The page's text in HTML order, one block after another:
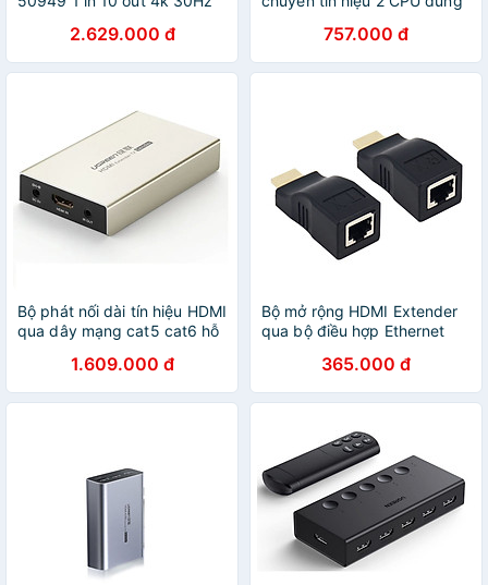
CM154 Hàng chính hãng
2.629.000 đ
Switch cm571 - Hàng chính
hãng
757.000 đ
Bộ phát nối dài tín hiệu HDMI
qua dây mạng cat5 cat6 hỗ
116DH30944MM 120M hàng
chính hãng
1.609.000 đ
Bộ mở rộng HDMI Extender
qua bộ điều hợp Ethernet
Lên đến 30m Hỗ Trợ HDCP -
Hàng Nhập Khẩu
365.000 đ